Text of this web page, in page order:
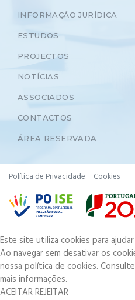
INFORMAÇÃO JURÍDICA
ESTUDOS
PROJECTOS
NOTÍCIAS
ASSOCIADOS
CONTACTOS
ÁREA RESERVADA
Política de Privacidade Cookies
Este site utiliza cookies para
Ao navegar sem desativar os
nossa política de cookies.
mais informações.
ACEITARREJEITAR